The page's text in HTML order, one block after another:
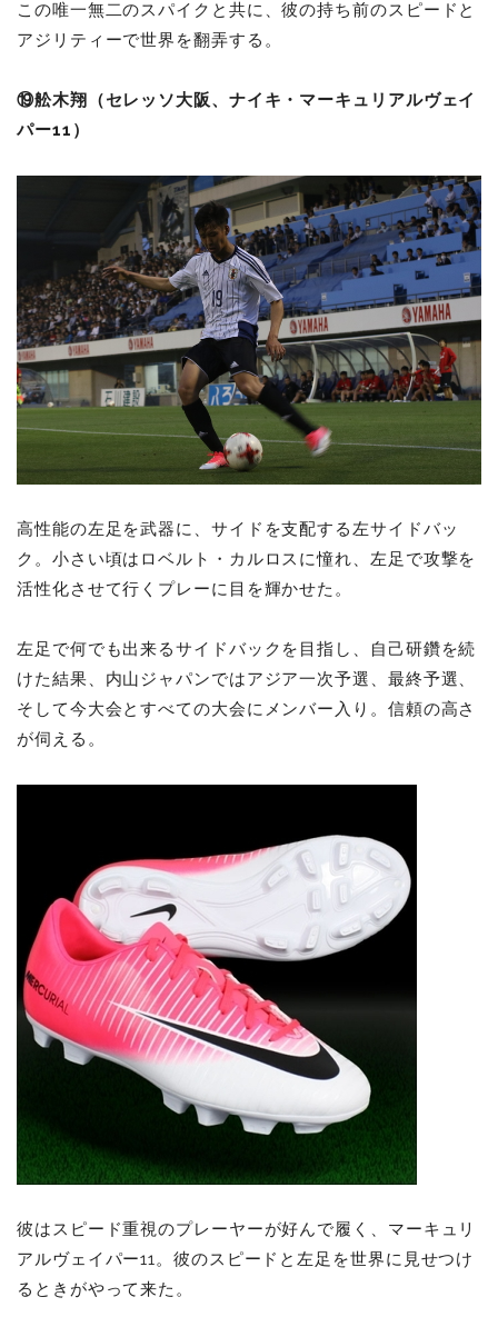
この唯一無二のスパイクと共に、彼の持ち前のスピードと
アジリティーで世界を翻弄する。
⑲舩木翔（セレッソ大阪、ナイキ・マーキュリアルヴェイ
パー11）
高性能の左足を武器に、サイドを支配する左サイドバッ
ク。小さい頃はロベルト・カルロスに憧れ、左足で攻撃を
活性化させて行くプレーに目を輝かせた。
左足で何でも出来るサイドバックを目指し、自己研鑽を続
けた結果、内山ジャパンではアジア一次予選、最終予選、
そして今大会とすべての大会にメンバー入り。信頼の高さ
が伺える。
彼はスピード重視のプレーヤーが好んで履く、マーキュリ
アルヴェイパー11。彼のスピードと左足を世界に見せつけ
るときがやって来た。